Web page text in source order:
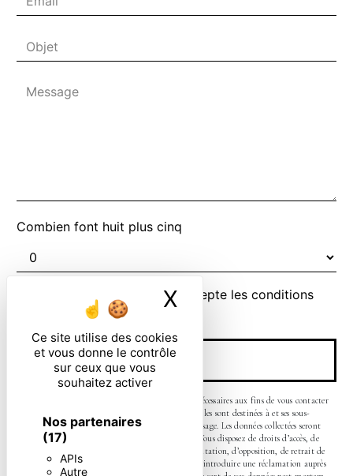
Ce site utilise des cookies
et vous donne le contrôle
sur ceux que vous
souhaitez activer
Nos partenaires
(17)
APIs
Autre
X Masquer le
Combien font huit plus cinq
En cochant cette case, j'accepte les conditions
particulières ci-dessous **
ENVOYER
** Les données personnelles communiquées sont nécessaires aux fins de vous contacter
et sont enregistrées dans un fichier informatisé. Elles sont destinées à et ses sous-
traitants dans le seul but de répondre à votre message. Les données collectées seront
communiquées aux seuls destinataires suivants: . Vous disposez de droits d’accès, de
rectification, d’effacement, de portabilité, de limitation, d’opposition, de retrait de
votre consentement à tout moment et du droit d’introduire une réclamation auprès